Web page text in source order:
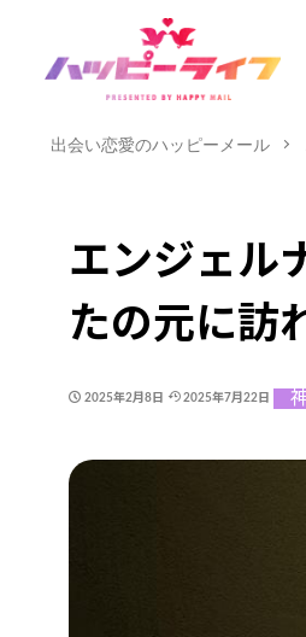
出会い恋愛のハッピーメール
エンジェル
たの元に訪
2025年2月8日 2025年7月22日